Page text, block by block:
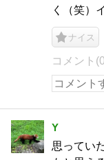
く（笑）
ナイス
コメント
Y
思ってい